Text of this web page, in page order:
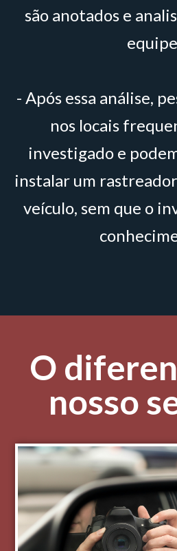
são anotados e
- Após essa análise,
nos locais
investigado e
instalar um
veículo, sem que o
O
nosso